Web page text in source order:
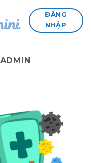
ĐĂNG
NHẬP
ADMIN